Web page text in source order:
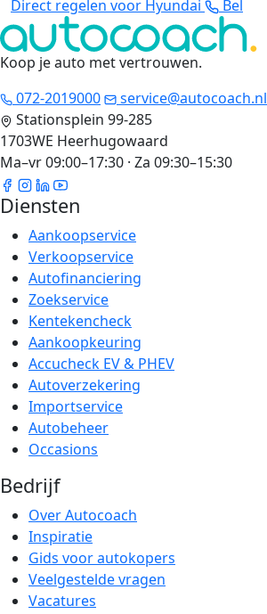
Direct regelen voor Hyundai
Bel
Koop je auto met vertrouwen.
072-2019000
service@autocoach.nl
Stationsplein 99-285
1703WE Heerhugowaard
Ma–vr 09:00–17:30 · Za 09:30–15:30
Diensten
Aankoopservice
Verkoopservice
Autofinanciering
Zoekservice
Kentekencheck
Aankoopkeuring
Accucheck EV & PHEV
Autoverzekering
Importservice
Autobeheer
Occasions
Bedrijf
Over Autocoach
Inspiratie
Gids voor autokopers
Veelgestelde vragen
Vacatures